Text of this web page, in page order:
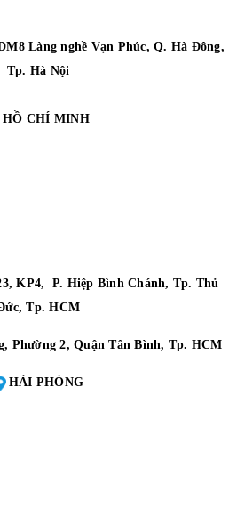
Làng nghề Vạn Phúc, Q. Hà Đông,
Tp. Hà Nội
HỒ CHÍ MINH
KP4, P. Hiệp Bình Chánh, Tp. Thủ
Tp. HCM
Phường 2, Quận Tân Bình, Tp. HCM
HẢI PHÒNG